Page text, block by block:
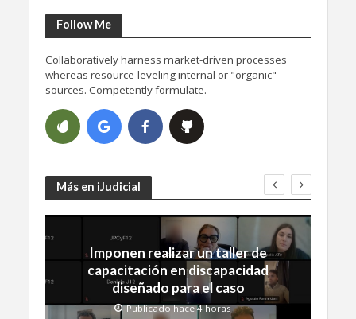
Follow Me
Collaboratively harness market-driven processes
whereas resource-leveling internal or "organic"
sources. Competently formulate.
Más en iJudicial
Imponen realizar un taller de
capacitación en discapacidad
diseñado para el caso
Publicado hace 4 horas